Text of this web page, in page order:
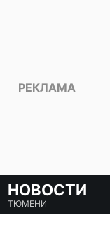
НОВОСТИ
ТЮМЕНИ